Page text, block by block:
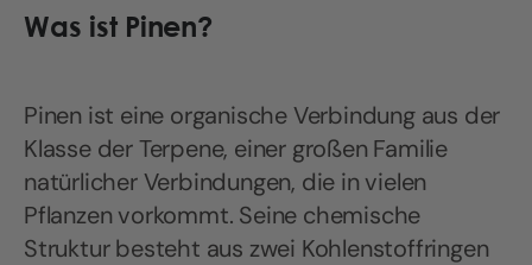
Was ist Pinen?
Pinen ist eine organische Verbindung aus der
Klasse der Terpene, einer großen Familie
natürlicher Verbindungen, die in vielen
Pflanzen vorkommt. Seine chemische
Struktur besteht aus zwei Kohlenstoffringen